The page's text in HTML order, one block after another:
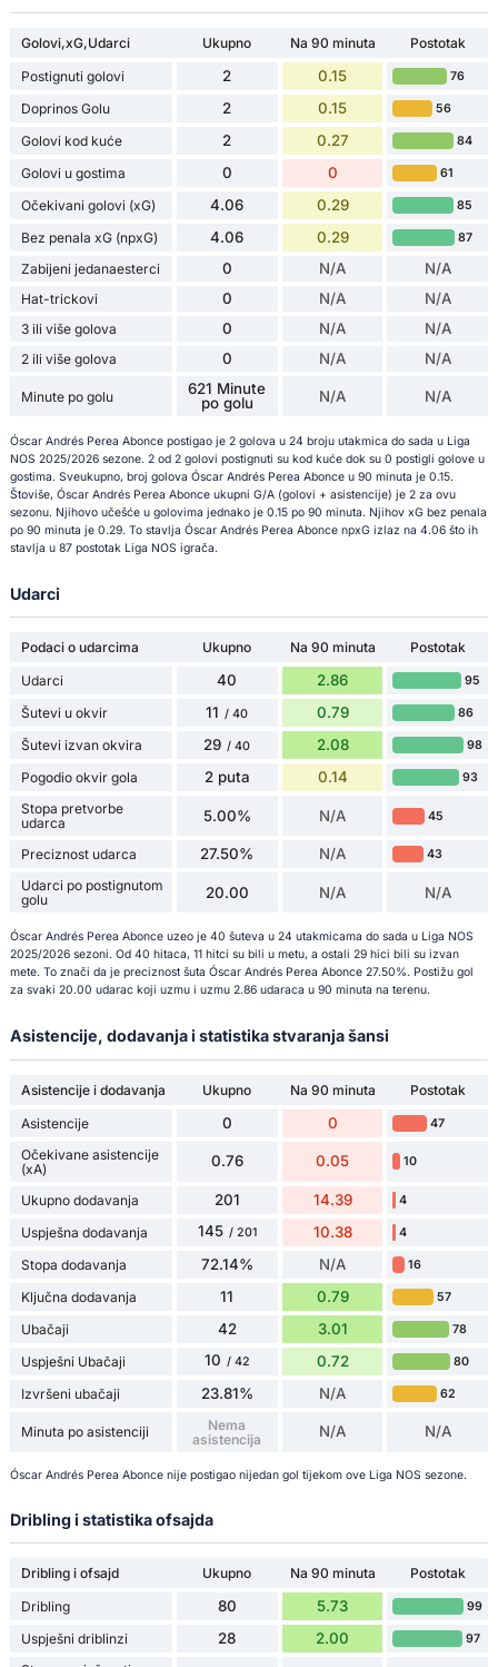
Golovi,xG,Udarci Ukupno Na 90 minuta
Postotak
Postignuti golovi
2 0.15 76
Doprinos Golu 2 0.15 56
Golovi kod kuće 2 0.27 84
Golovi u gostima 0 0 61
Očekivani golovi (xG) 4.06 0.29 85
Bez penala xG (npxG) 4.06 0.29 87
Zabijeni jedanaesterci 0 N/A N/A
Hat-trickovi 0 N/A N/A
3 ili više golova 0 N/A N/A
2 ili više golova 0 N/A N/A
Minute po golu
621 Minute
po golu
N/A N/A
Óscar Andrés Perea Abonce postigao je 2 golova u 24 broju utakmica do sada u Liga
NOS 2025/2026 sezone. 2 od 2 golovi postignuti su kod kuće dok su 0 postigli golove u
gostima. Sveukupno, broj golova Óscar Andrés Perea Abonce u 90 minuta je 0.15.
Štoviše, Óscar Andrés Perea Abonce ukupni G/A (golovi + asistencije) je 2 za ovu
sezonu. Njihovo učešće u golovima jednako je 0.15 po 90 minuta. Njihov xG bez penala
po 90 minuta je 0.29. To stavlja Óscar Andrés Perea Abonce npxG izlaz na 4.06 što ih
stavlja u 87 postotak Liga NOS igrača.
Udarci
Podaci o udarcima Ukupno Na 90 minuta
Postotak
Udarci
40 2.86 95
Šutevi u okvir 11 / 40 0.79 86
Šutevi izvan okvira 29 / 40 2.08 98
Pogodio okvir gola 2 puta 0.14 93
Stopa pretvorbe
udarca
5.00% N/A 45
Preciznost udarca 27.50% N/A 43
Udarci po postignutom
golu
20.00 N/A N/A
Óscar Andrés Perea Abonce uzeo je 40 šuteva u 24 utakmicama do sada u Liga NOS
2025/2026 sezoni. Od 40 hitaca, 11 hitci su bili u metu, a ostali 29 hici bili su izvan
mete. To znači da je preciznost šuta Óscar Andrés Perea Abonce 27.50%. Postižu gol
za svaki 20.00 udarac koji uzmu i uzmu 2.86 udaraca u 90 minuta na terenu.
Asistencije, dodavanja i statistika stvaranja šansi
Asistencije i dodavanja Ukupno Na 90 minuta
Postotak
Asistencije
0 0 47
Očekivane asistencije
(xA)
0.76 0.05 10
Ukupno dodavanja 201 14.39 4
Uspješna dodavanja 145 / 201 10.38 4
Stopa dodavanja 72.14% N/A 16
Ključna dodavanja 11 0.79 57
Ubačaji 42 3.01 78
Uspješni Ubačaji 10 / 42 0.72 80
Izvršeni ubačaji 23.81% N/A 62
Minuta po asistenciji
Nema
asistencija
N/A N/A
Óscar Andrés Perea Abonce nije postigao nijedan gol tijekom ove Liga NOS sezone.
Dribling i statistika ofsajda
Dribling i ofsajd Ukupno Na 90 minuta
Postotak
Dribling
80 5.73 99
Uspješni driblinzi 28 2.00 97